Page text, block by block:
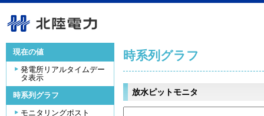
現在の値
発電所リアルタイムデー
タ表示
時系列グラフ
モニタリングポスト
時系列グラフ
放水ピットモニタ